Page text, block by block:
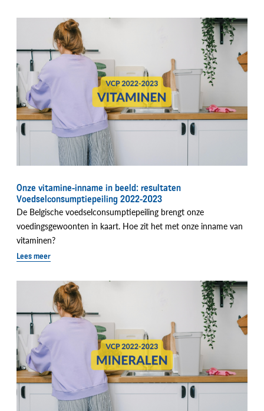
Onze vitamine-inname in beeld: resultaten
Voedselconsumptiepeiling 2022-2023
De Belgische voedselconsumptiepeiling brengt onze
voedingsgewoonten in kaart. Hoe zit het met onze inname van
vitaminen?
Lees meer